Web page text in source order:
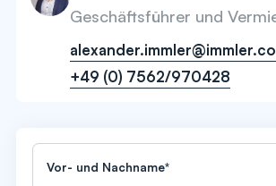
Geschäftsführer und
+49 (0) 7562/970428